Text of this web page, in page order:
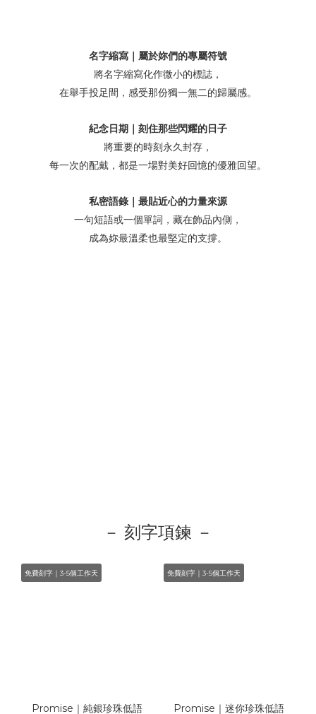
名字縮寫｜屬於妳們的專屬符號
將名字縮寫化作微小的標誌，
在舉手投足間，感受那份獨一無二的歸屬感。
紀念日期｜刻住那些閃耀的日子
將重要的時刻永久封存，
每一次的配戴，都是一場對美好回憶的優雅回望。
私密語錄｜最貼近心的力量來源
一句短語或一個單詞，藏在飾品內側，
成為妳最溫柔也最堅定的支撐。
－ 刻字項鍊 －
免費刻字｜3-5個工作天
Promise｜純銀珍珠低語
免費刻字｜3-5個工作天
Promise｜迷你珍珠低語